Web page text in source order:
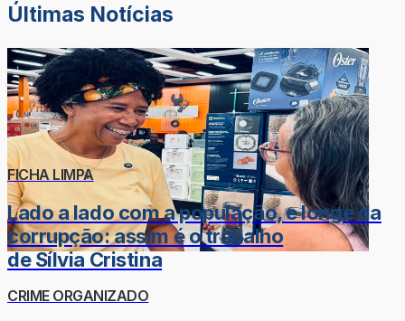
Últimas Notícias
FICHA LIMPA
Lado a lado com a população, e longe da
corrupção: assim é o trabalho
de Sílvia Cristina
CRIME ORGANIZADO